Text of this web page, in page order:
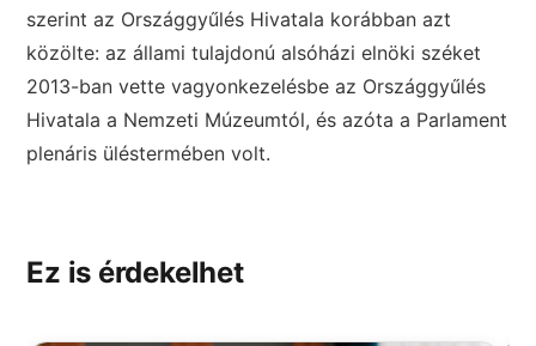
szerint az Országgyűlés Hivatala korábban azt
közölte: az állami tulajdonú alsóházi elnöki széket
2013-ban vette vagyonkezelésbe az Országgyűlés
Hivatala a Nemzeti Múzeumtól, és azóta a Parlament
plenáris üléstermében volt.
Ez is érdekelhet